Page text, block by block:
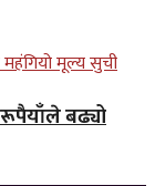
रूपैयाँले बढ्यो